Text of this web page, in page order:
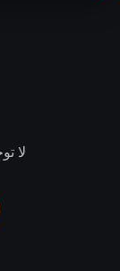
لا